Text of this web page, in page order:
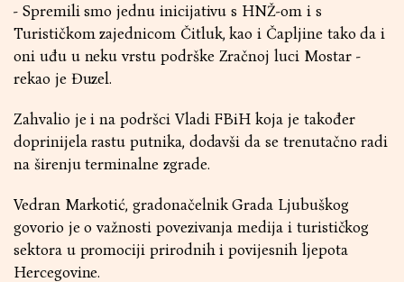
- Spremili smo jednu inicijativu s HNŽ-om i s
Turističkom zajednicom Čitluk, kao i Čapljine tako da i
oni uđu u neku vrstu podrške Zračnoj luci Mostar -
rekao je Đuzel.
Zahvalio je i na podršci Vladi FBiH koja je također
doprinijela rastu putnika, dodavši da se trenutačno radi
na širenju terminalne zgrade.
Vedran Markotić, gradonačelnik Grada Ljubuškog
govorio je o važnosti povezivanja medija i turističkog
sektora u promociji prirodnih i povijesnih ljepota
Hercegovine.